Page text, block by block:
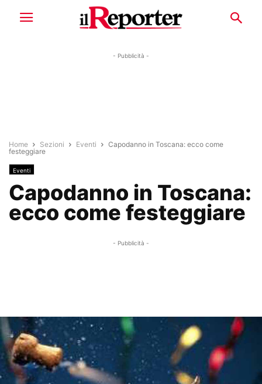
- Pubblicità -
Home Sezioni Eventi
Capodanno in Toscana: ecco come
festeggiare
Eventi
Capodanno in Toscana:
ecco come festeggiare
- Pubblicità -